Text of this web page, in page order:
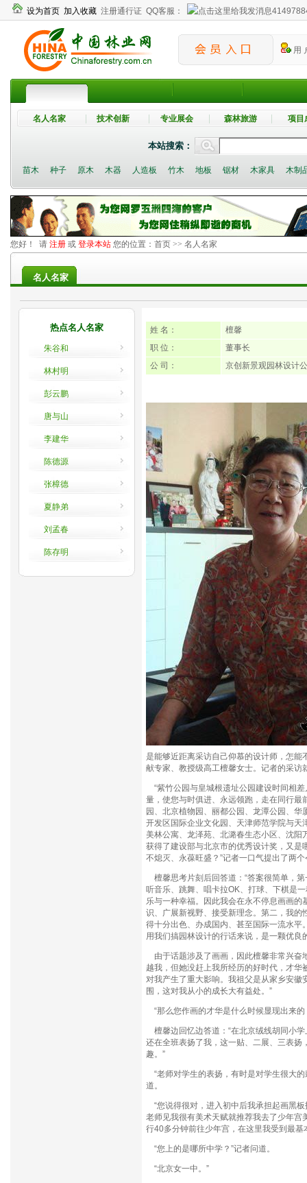
设为首页 加入收藏 注册通行证 QQ客服：
用
名人名家 技术创新 专业展会 森林旅游 项目
本站搜索：
苗木 种子 原木 木器 人造板 竹木 地板 锯材 木家具 木制
您好！ 请 注册 或 登录本站 您的位置： 首页 >> 名人名家
名人名家
热点名人名家
朱谷和
林村明
彭云鹏
唐与山
李建华
陈德源
张樟德
夏静弟
刘孟春
陈存明
姓 名：
檀馨
职 位：
董事长
公 司：
京创新景观园林设计
是能够近距离采访自己仰慕的设计师，怎
献专家、教授级高工檀馨女士。记者的采访
“紫竹公园与皇城根遗址公园建设时间相
量，使您与时俱进、永远领跑，走在同行
园、北京植物园、丽都公园、龙潭公园、
开发区国际企业文化园、天津师范学院与
美林公寓、龙泽苑、北潞春生态小区、沈
获得了建设部与北京市的优秀设计奖，又
不熄灭、永葆旺盛？”记者一口气提出了两
檀馨思考片刻后回答道：“答案很简单，
听音乐、跳舞、唱卡拉OK、打球、下棋是
乐与一种幸福。因此我会在永不停息画画
识、广展新视野、接受新理念。第二，我
得十分出色、办成国内、甚至国际一流水平
用我们搞园林设计的行话来说，是一颗优
由于话题涉及了画画，因此檀馨非常兴奋
越我，但她没赶上我所经历的好时代，才
对我产生了重大影响。我祖父是从家乡安
围，这对我从小的成长大有益处。”
“那么您作画的才华是什么时候显现出来的
檀馨边回忆边答道：“在北京绒线胡同小
还在全班表扬了我，这一贴、二展、三表
趣。”
“老师对学生的表扬，有时是对学生很大
道。
“您说得很对，进入初中后我承担起画黑
老师见我很有美术天赋就推荐我去了少年
行40多分钟前往少年宫，在这里我受到最
“您上的是哪所中学？”记者问道。
“北京女一中。”